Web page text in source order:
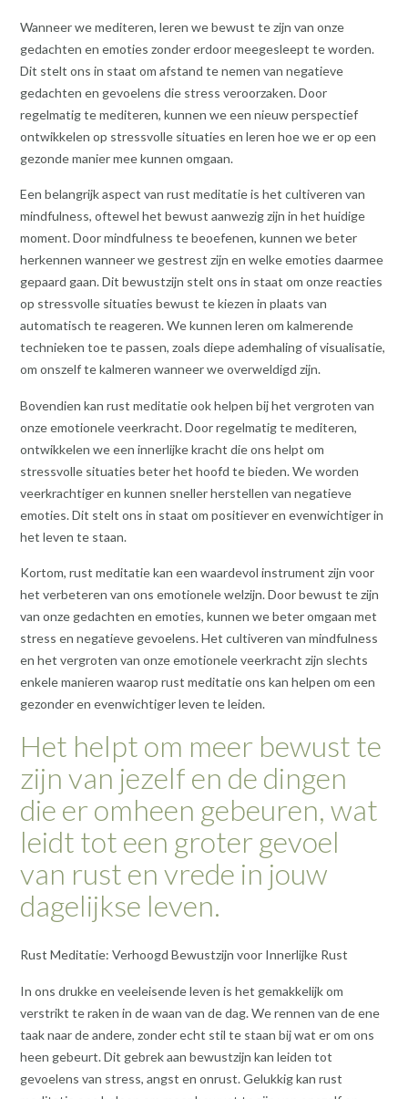
Wanneer we mediteren, leren we bewust te zijn van onze
gedachten en emoties zonder erdoor meegesleept te worden.
Dit stelt ons in staat om afstand te nemen van negatieve
gedachten en gevoelens die stress veroorzaken. Door
regelmatig te mediteren, kunnen we een nieuw perspectief
ontwikkelen op stressvolle situaties en leren hoe we er op een
gezonde manier mee kunnen omgaan.
Een belangrijk aspect van rust meditatie is het cultiveren van
mindfulness, oftewel het bewust aanwezig zijn in het huidige
moment. Door mindfulness te beoefenen, kunnen we beter
herkennen wanneer we gestrest zijn en welke emoties daarmee
gepaard gaan. Dit bewustzijn stelt ons in staat om onze reacties
op stressvolle situaties bewust te kiezen in plaats van
automatisch te reageren. We kunnen leren om kalmerende
technieken toe te passen, zoals diepe ademhaling of visualisatie,
om onszelf te kalmeren wanneer we overweldigd zijn.
Bovendien kan rust meditatie ook helpen bij het vergroten van
onze emotionele veerkracht. Door regelmatig te mediteren,
ontwikkelen we een innerlijke kracht die ons helpt om
stressvolle situaties beter het hoofd te bieden. We worden
veerkrachtiger en kunnen sneller herstellen van negatieve
emoties. Dit stelt ons in staat om positiever en evenwichtiger in
het leven te staan.
Kortom, rust meditatie kan een waardevol instrument zijn voor
het verbeteren van ons emotionele welzijn. Door bewust te zijn
van onze gedachten en emoties, kunnen we beter omgaan met
stress en negatieve gevoelens. Het cultiveren van mindfulness
en het vergroten van onze emotionele veerkracht zijn slechts
enkele manieren waarop rust meditatie ons kan helpen om een
gezonder en evenwichtiger leven te leiden.
Het helpt om meer bewust te
zijn van jezelf en de dingen
die er omheen gebeuren, wat
leidt tot een groter gevoel
van rust en vrede in jouw
dagelijkse leven.
Rust Meditatie: Verhoogd Bewustzijn voor Innerlijke Rust
In ons drukke en veeleisende leven is het gemakkelijk om
verstrikt te raken in de waan van de dag. We rennen van de ene
taak naar de andere, zonder echt stil te staan bij wat er om ons
heen gebeurt. Dit gebrek aan bewustzijn kan leiden tot
gevoelens van stress, angst en onrust. Gelukkig kan rust